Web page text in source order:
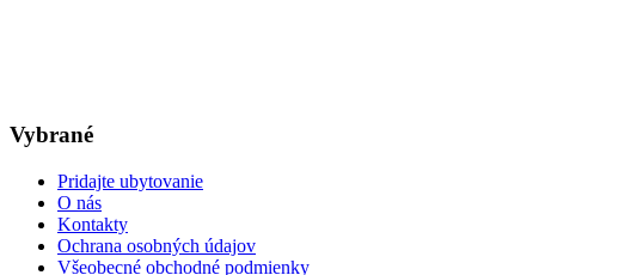
Vybrané
Pridajte ubytovanie
O nás
Kontakty
Ochrana osobných údajov
Všeobecné obchodné podmienky